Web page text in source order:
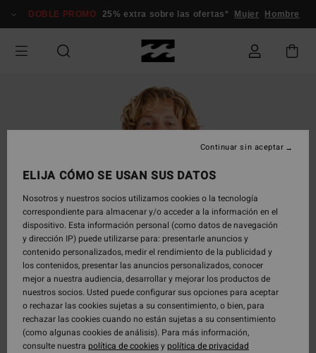
información
DOBLE PROMO 25% extra sobre las ofertas* Mujer Hombre
ELIJA CÓMO SE USAN SUS DATOS
Nosotros y nuestros socios utilizamos cookies o la tecnología
correspondiente para almacenar y/o acceder a la información en el
dispositivo. Esta información personal (como datos de navegación
y dirección IP) puede utilizarse para: presentarle anuncios y
contenido personalizados, medir el rendimiento de la publicidad y
los contenidos, presentar las anuncios personalizados, conocer
mejor a nuestra audiencia, desarrollar y mejorar los productos de
nuestros socios. Usted puede configurar sus opciones para aceptar
o rechazar las cookies sujetas a su consentimiento, o bien, para
rechazar las cookies cuando no están sujetas a su consentimiento
(como algunas cookies de análisis). Para más información,
consulte nuestra política de cookiesypolítica de privacidad
Continuar sin aceptar